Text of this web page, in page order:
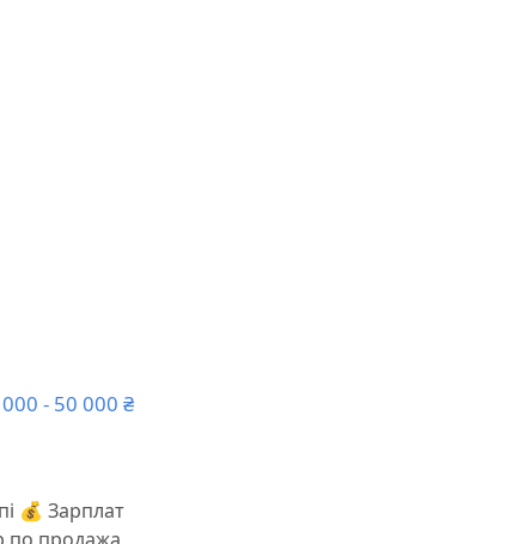
- 50 000 ₴
💰 Зарплат